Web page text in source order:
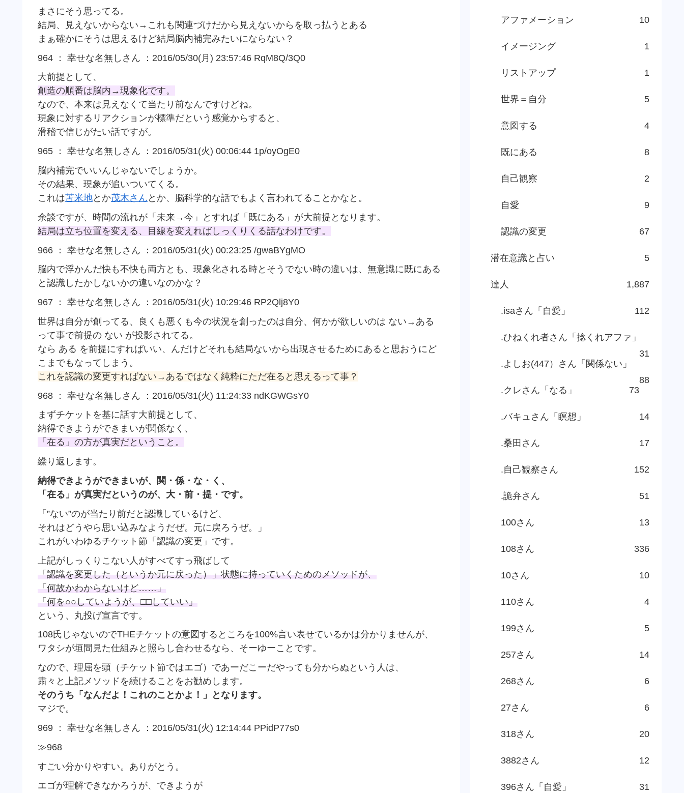
まさにそう思ってる。
結局、見えないからない→これも関連づけだから見えないからを取っ払うとある
まぁ確かにそうは思えるけど結局脳内補完みたいにならない？
964 ： 幸せな名無しさん ：2016/05/30(月) 23:57:46 RqM8Q/3Q0
大前提として、
創造の順番は脳内→現象化です。
なので、本来は見えなくて当たり前なんですけどね。
現象に対するリアクションが標準だという感覚からすると、
滑稽で信じがたい話ですが。
965 ： 幸せな名無しさん ：2016/05/31(火) 00:06:44 1p/oyOgE0
脳内補完でいいんじゃないでしょうか。
その結果、現象が追いついてくる。
これは苫米地とか茂木さん とか、脳科学的な話でもよく言われてることかなと。
余談ですが、時間の流れが「未来→今」とすれば「既にある」が大前提となります。
結局は立ち位置を変える、目線を変えればしっくりくる話なわけです。
966 ： 幸せな名無しさん ：2016/05/31(火) 00:23:25 /gwaBYgMO
脳内で浮かんだ快も不快も両方とも、現象化される時とそうでない時の違いは、無意識に既にある
と認識したかしないかの違いなのかな？
967 ： 幸せな名無しさん ：2016/05/31(火) 10:29:46 RP2Qlj8Y0
世界は自分が創ってる、良くも悪くも今の状況を創ったのは自分、何かが欲しいのは ない→ある
って事で前提の ない が投影されてる。
なら ある を前提にすればいい、んだけどそれも結局ないから出現させるためにあると思おうにど
こまでもなってしまう。
これを認識の変更すればない→あるではなく純粋にただ在ると思えるって事？
968 ： 幸せな名無しさん ：2016/05/31(火) 11:24:33 ndKGWGsY0
まずチケットを基に話す大前提として、
納得できようができまいが関係なく、
「在る」の方が真実だということ。
繰り返します。
納得できようができまいが、関・係・な・く、
「在る」が真実だというのが、大・前・提・です。
「”ない”のが当たり前だと認識しているけど、
それはどうやら思い込みなようだぜ。元に戻ろうぜ。」
これがいわゆるチケット節「認識の変更」です。
上記がしっくりこない人がすべてすっ飛ばして
「認識を変更した（というか元に戻った）」状態に持っていくためのメソッドが、
「何故かわからないけど……」
「何を○○していようが、□□していい」
という、丸投げ宣言です。
108氏じゃないのでTHEチケットの意図するところを100%言い表せているかは分かりませんが、
ワタシが垣間見た仕組みと照らし合わせるなら、そーゆーことです。
なので、理屈を頭（チケット節ではエゴ）であーだこーだやっても分からぬという人は、
粛々と上記メソッドを続けることをお勧めします。
そのうち「なんだよ！これのことかよ！」となります。
マジで。
969 ： 幸せな名無しさん ：2016/05/31(火) 12:14:44 PPidP77s0
≫968
すごい分かりやすい。ありがとう。
エゴが理解できなかろうが、できようが
アファメーション 10
イメージング 1
リストアップ 1
世界＝自分 5
意図する 4
既にある 8
自己観察 2
自愛 9
認識の変更 67
潜在意識と占い 5
達人 1,887
.isaさん「自愛」 112
.ひねくれ者さん「捻くれアファ」
31
.よしお(447）さん「関係ない」
88
.クレさん「なる」
73
.バキュさん「瞑想」 14
.桑田さん 17
.自己観察さん 152
.詭弁さん 51
100さん 13
108さん 336
10さん 10
110さん 4
199さん 5
257さん 14
268さん 6
27さん 6
318さん 20
3882さん 12
396さん「自愛」 31